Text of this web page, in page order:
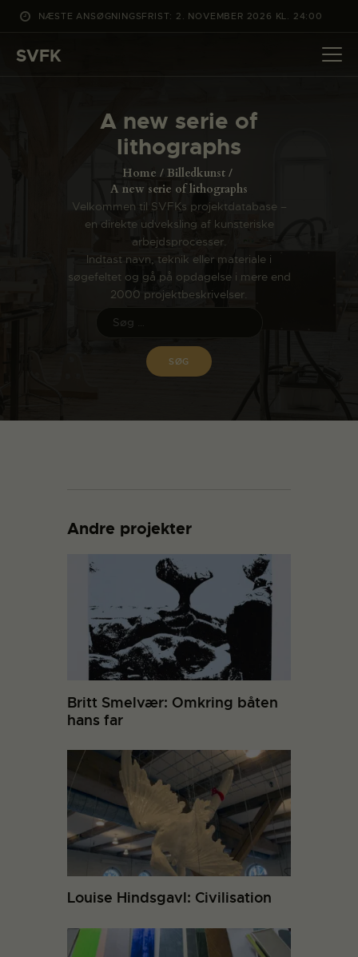
NÆSTE ANSØGNINGSFRIST: 2. NOVEMBER 2026 KL. 24:00
SVFK
A new serie of
lithographs
Home
Billedkunst
A new serie of lithographs
Velkommen til SVFKs projektdatabase –
en direkte udveksling af kunsteriske
arbejdsprocesser.
Indtast navn, teknik eller materiale i
søgefeltet og gå på opdagelse i mere end
2000 projektbeskrivelser.
DET SKER
PROJEKTER
ANSØG
OM SVFK
ENGLISH
Andre projekter
Britt Smelvær: Omkring båten
hans far
Louise Hindsgavl: Civilisation